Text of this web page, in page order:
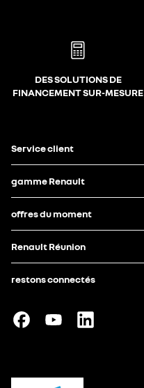
DES SOLUTIONS DE
FINANCEMENT SUR-MESURE
Service client
gamme Renault
offres du moment
Renault Réunion
restons connectés